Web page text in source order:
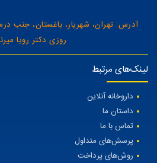
آدرس: تهران، شهریار، باغستان، جنب
روزی دکتر رویا
لینک‌های مرتبط
داروخانه آنلاین
داستان ما
تماس با ما
پرسش‌های متداول
روش‌های پرداخت